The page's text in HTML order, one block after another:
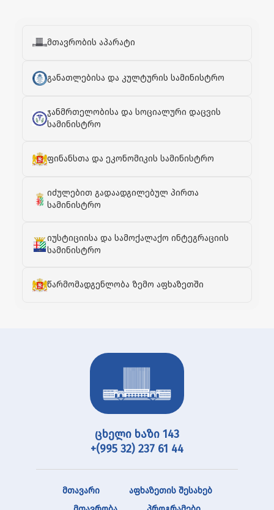
მთავრობის აპარატი
განათლებისა და კულტურის სამინისტრო
ჯანმრთელობისა და სოციალური დაცვის
სამინისტრო
ფინანსთა და ეკონომიკის სამინისტრო
იძულებით გადაადგილებულ პირთა
სამინისტრო
იუსტიციისა და სამოქალაქო ინტეგრაციის
სამინისტრო
წარმომადგენლობა ზემო აფხაზეთში
ცხელი ხაზი 143
+(995 32) 237 61 44
მთავარი
აფხაზეთის შესახებ